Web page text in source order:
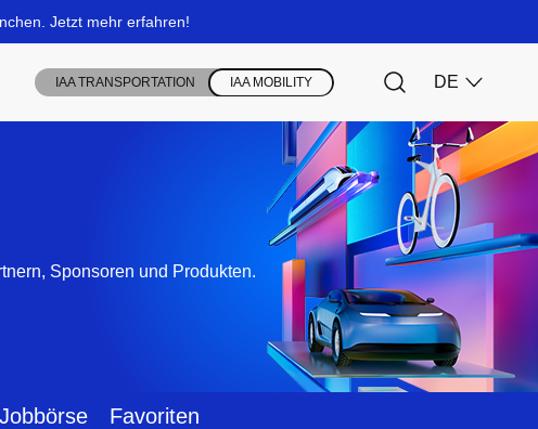
Sponsoren und Produkten.
Jobbörse Favoriten